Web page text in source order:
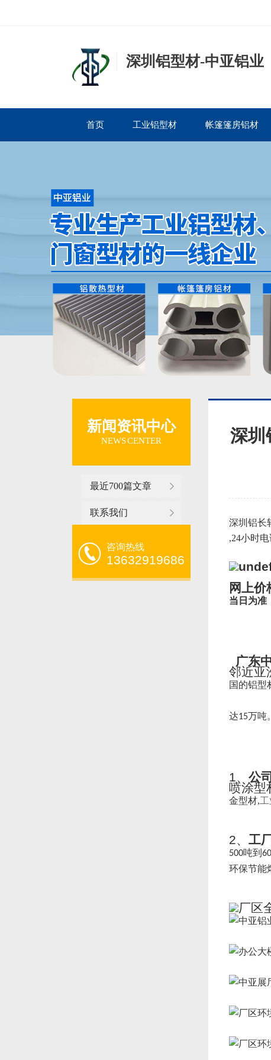
深圳铝型材-中亚铝业
首页 工业铝型材 帐篷篷房铝材
新闻资讯中心
NEWS CENTER
最近700篇文章
联系我们
咨询热线
13632919686
深圳
深圳铝长
,24小时
网上
当日为准
广东
邻近亚
国的铝型
达15万吨。
1、 公
喷涂型
金型材,
2、 工
500吨到
环保节能